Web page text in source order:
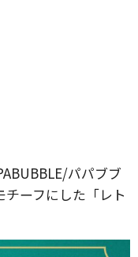
パパブブ
ーフにした「レト